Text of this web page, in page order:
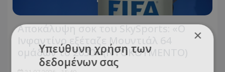
Αποκάλυψη σοκ του SkySports: «O
Ινφαντίνο εξέταζε Μουντιάλ 64
ομάδων το 2030» (ΝΤΟΚΟΥΜΕΝΤΟ)
×
Υπεύθυνη χρήση των
δεδομένων σας